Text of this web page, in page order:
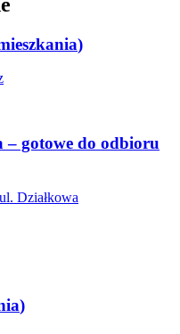
)
– gotowe do odbioru
Działkowa
)